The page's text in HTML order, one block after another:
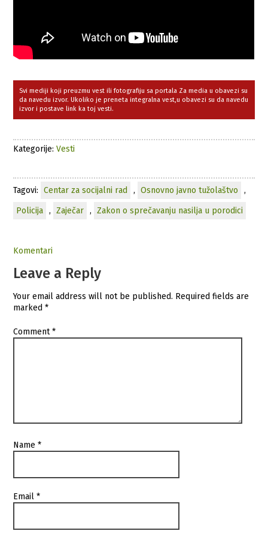
Svi mediji koji preuzmu vest ili fotografiju sa portala Za media u obavezi su
da navedu izvor. Ukoliko je preneta integralna vest,u obavezi su da navedu
izvor i postave link ka toj vesti.
Kategorije:Vesti
Tagovi: Centar za socijalni rad , Osnovno javno tužolaštvo
,
Policija
, Zaječar , Zakon o sprečavanju nasilja u porodici
Komentari
Leave a Reply
Your email address will not be published. Required fields are
marked*
Comment*
Name*
Email*